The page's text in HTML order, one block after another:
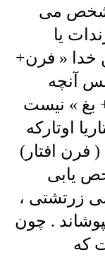
می
یا
خدا « فرن+
آنچه
بغ » نیست
اوتارکه
فرن افتار)
یابی
زرتشتی ،
. چون
که